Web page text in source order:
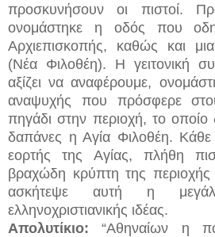
προσκυνήσουν οι πιστοί.
ονομάστηκε η οδός που
Αρχιεπισκοπής, καθώς και
(Νέα Φιλοθέη). Η γειτονική
αξίζει να αναφέρουμε,
αναψυχής που πρόσφερε
πηγάδι στην περιοχή, το οποίο
δαπάνες η Αγία Φιλοθέη.
εορτής της Αγίας, πλήθη
βραχώδη κρύπτη της
ασκήτεψε αυτή η
ελληνοχριστιανικής ιδέας.
Απολυτίκιο: “Αθηναίων η